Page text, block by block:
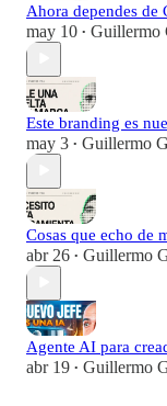
Ahora dependes de
may 10 • Guillermo
Este branding es
may 3 • Guillermo
Cosas que echo de
abr 26 • Guillermo
Agente AI para
abr 19 • Guillermo